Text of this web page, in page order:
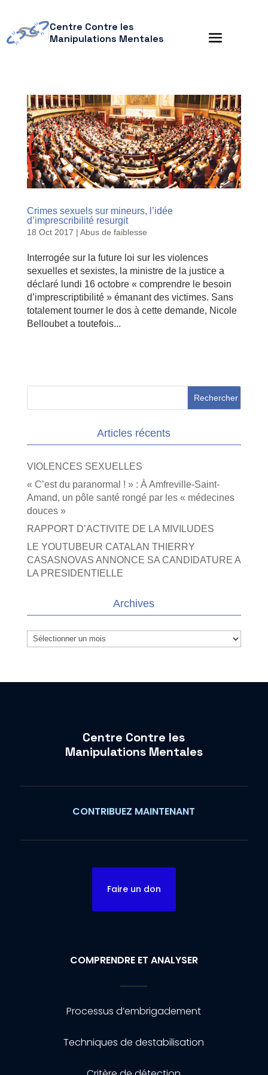
Centre Contre les
Manipulations Mentales
Crimes sexuels sur mineurs, l’idée
d’imprescribilité resurgit
18 Oct 2017 | Abus de faiblesse
Interrogée sur la future loi sur les violences
sexuelles et sexistes, la ministre de la justice a
déclaré lundi 16 octobre « comprendre le besoin
d’imprescriptibilité » émanant des victimes. Sans
totalement tourner le dos à cette demande, Nicole
Belloubet a toutefois...
Articles récents
VIOLENCES SEXUELLES
« C’est du paranormal ! » : À Amfreville-Saint-
Amand, un pôle santé rongé par les « médecines
douces »
RAPPORT D’ACTIVITE DE LA MIVILUDES
LE YOUTUBEUR CATALAN THIERRY
CASASNOVAS ANNONCE SA CANDIDATURE A
LA PRESIDENTIELLE
Archives
Archives
Centre Contre les
Manipulations Mentales
CONTRIBUEZ MAINTENANT
Faire un don
COMPRENDRE ET ANALYSER
Processus d’embrigadement
Techniques de destabilisation